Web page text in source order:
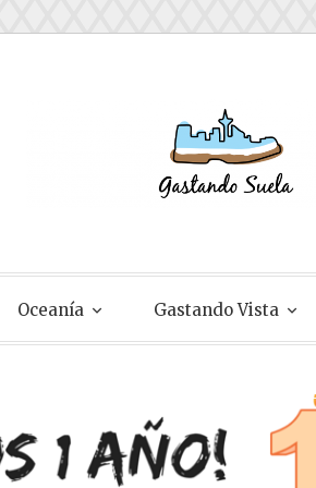
Oceanía Gastando Vista